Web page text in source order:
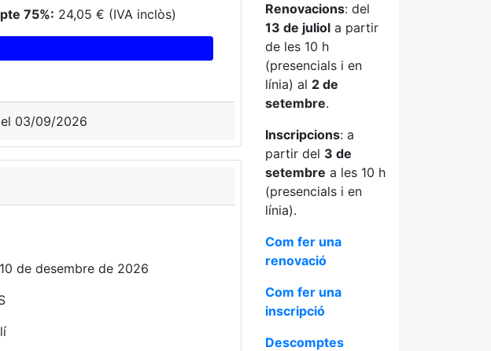
75%: 24,05 € (IVA inclòs)
03/09/2026
de desembre de 2026
Renovacions: del
13 de juliol a partir
de les 10 h
(presencials i en
línia) al 2 de
setembre.
Inscripcions: a
partir del 3 de
setembre a les 10 h
(presencials i en
línia).
Com fer una
renovació
Com fer una
inscripció
Descomptes